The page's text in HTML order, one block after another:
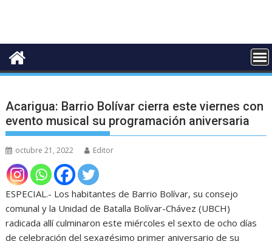
Acarigua: Barrio Bolívar cierra este viernes con
evento musical su programación aniversaria
octubre 21, 2022 Editor
ESPECIAL.- Los habitantes de Barrio Bolívar, su consejo
comunal y la Unidad de Batalla Bolívar-Chávez (UBCH)
radicada allí culminaron este miércoles el sexto de ocho días
de celebración del sexagésimo primer aniversario de su